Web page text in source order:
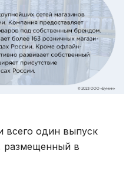
всего один выпуск
размещенный в